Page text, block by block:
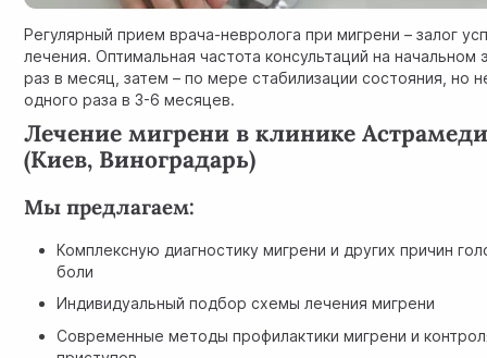
Регулярныйприем врача-невролога при мигрени – залог
лечения. Оптимальная частота консультаций на начальном
раз в месяц, затем – по мере стабилизации состояния, но
одного раза в 3-6 месяцев.
Лечение мигрени в клинике
(Киев, Виноградарь)
Мы предлагаем:
Комплексную диагностику мигрени и других причин
боли
Индивидуальный подбор схемы лечения мигрени
Современные методы профилактики мигрени и